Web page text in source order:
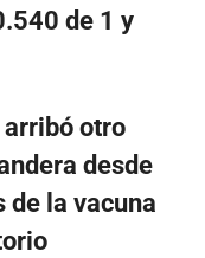
de 1 y
arribó otro
desde
de la vacuna